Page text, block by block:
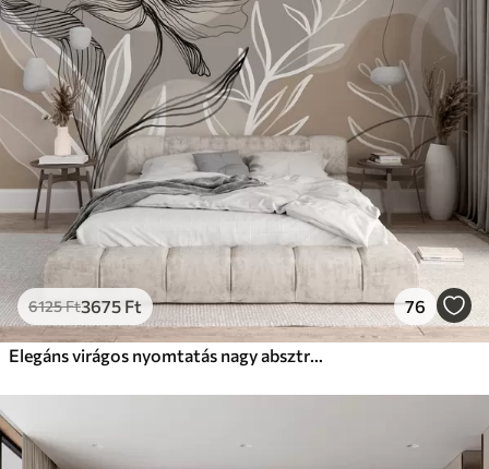
6125Ft3675 Ft 76